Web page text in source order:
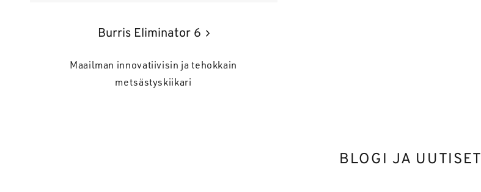
Burris Eliminator 6
Maailman innovatiivisin ja tehokkain
metsästyskiikari
BLOGI JA UUTISET